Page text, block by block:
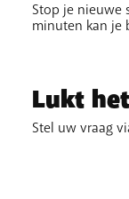
Stop je nieuwe
minuten kan je
Lukt
Stel uw vraag